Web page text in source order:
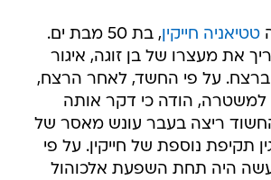
טטיאניה חייקין
, בת 50 מבת ים.
את מעצרו של בן זוגה, איגור
ברצח. על פי החשד, לאחר הרצח,
הודה כי דקר אותה
ריצה בעבר עונש מאסר של
תקיפת נוספת של חייקין. על פי
היה תחת השפעת אלכוהול